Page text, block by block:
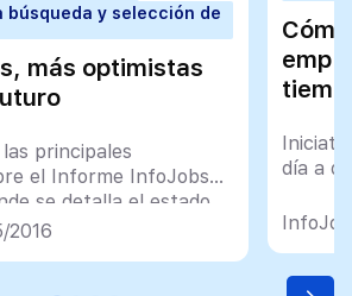
búsqueda y selección de
más optimistas
principales
el Informe InfoJobs
se detalla el estado
en España.
2016
día a